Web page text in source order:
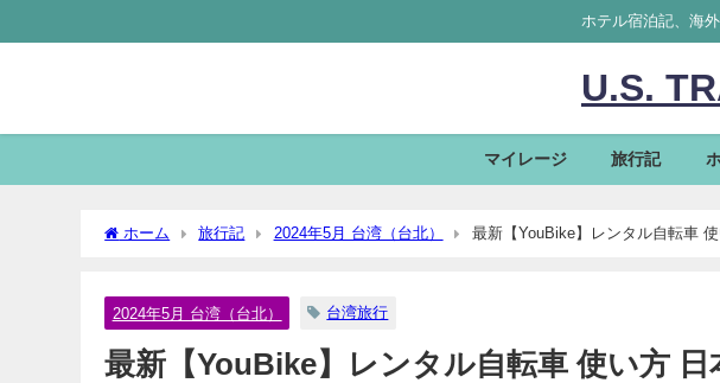
ホテル宿泊記、海
U.S.
マイレージ 旅行記
ホーム 旅行記 2024年5月 台湾（台北） 最新【YouBike】レンタル自転車
2024年5月 台湾（台北） 台湾旅行
最新【YouBike】レンタル自転車 使い方